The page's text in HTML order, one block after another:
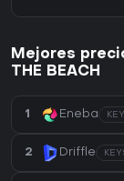
Mejores
THE BEACH
1 Eneba
2 Driffle